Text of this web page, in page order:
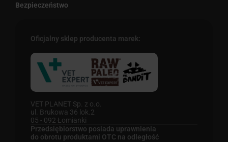
Bezpieczeństwo
Oficjalny sklep producenta marek:
VET PLANET Sp. z o.o.
ul. Brukowa 36 lok.2
05 - 092 Łomianki
Przedsiębiorstwo posiada uprawnienia
do obrotu produktami OTC na odległość